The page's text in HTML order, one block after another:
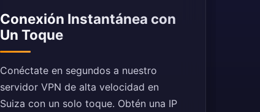
Conexión Instantánea con
Un Toque
Conéctate en segundos a nuestro
servidor VPN de alta velocidad en
Suiza con un solo toque. Obtén una IP